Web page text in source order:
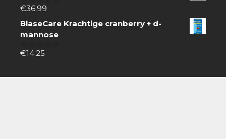
0
5
€36.99
BlaseCare Krachtige cranberry + d-
mannose
0
€14.25